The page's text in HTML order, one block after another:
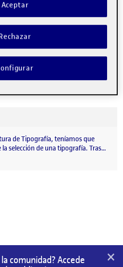
diciembre, 2021 6:46 pm
comentario
de Tipografía, teníamos que
selección de una tipografía. Tras…
comunidad? Accede
×
Aceptar